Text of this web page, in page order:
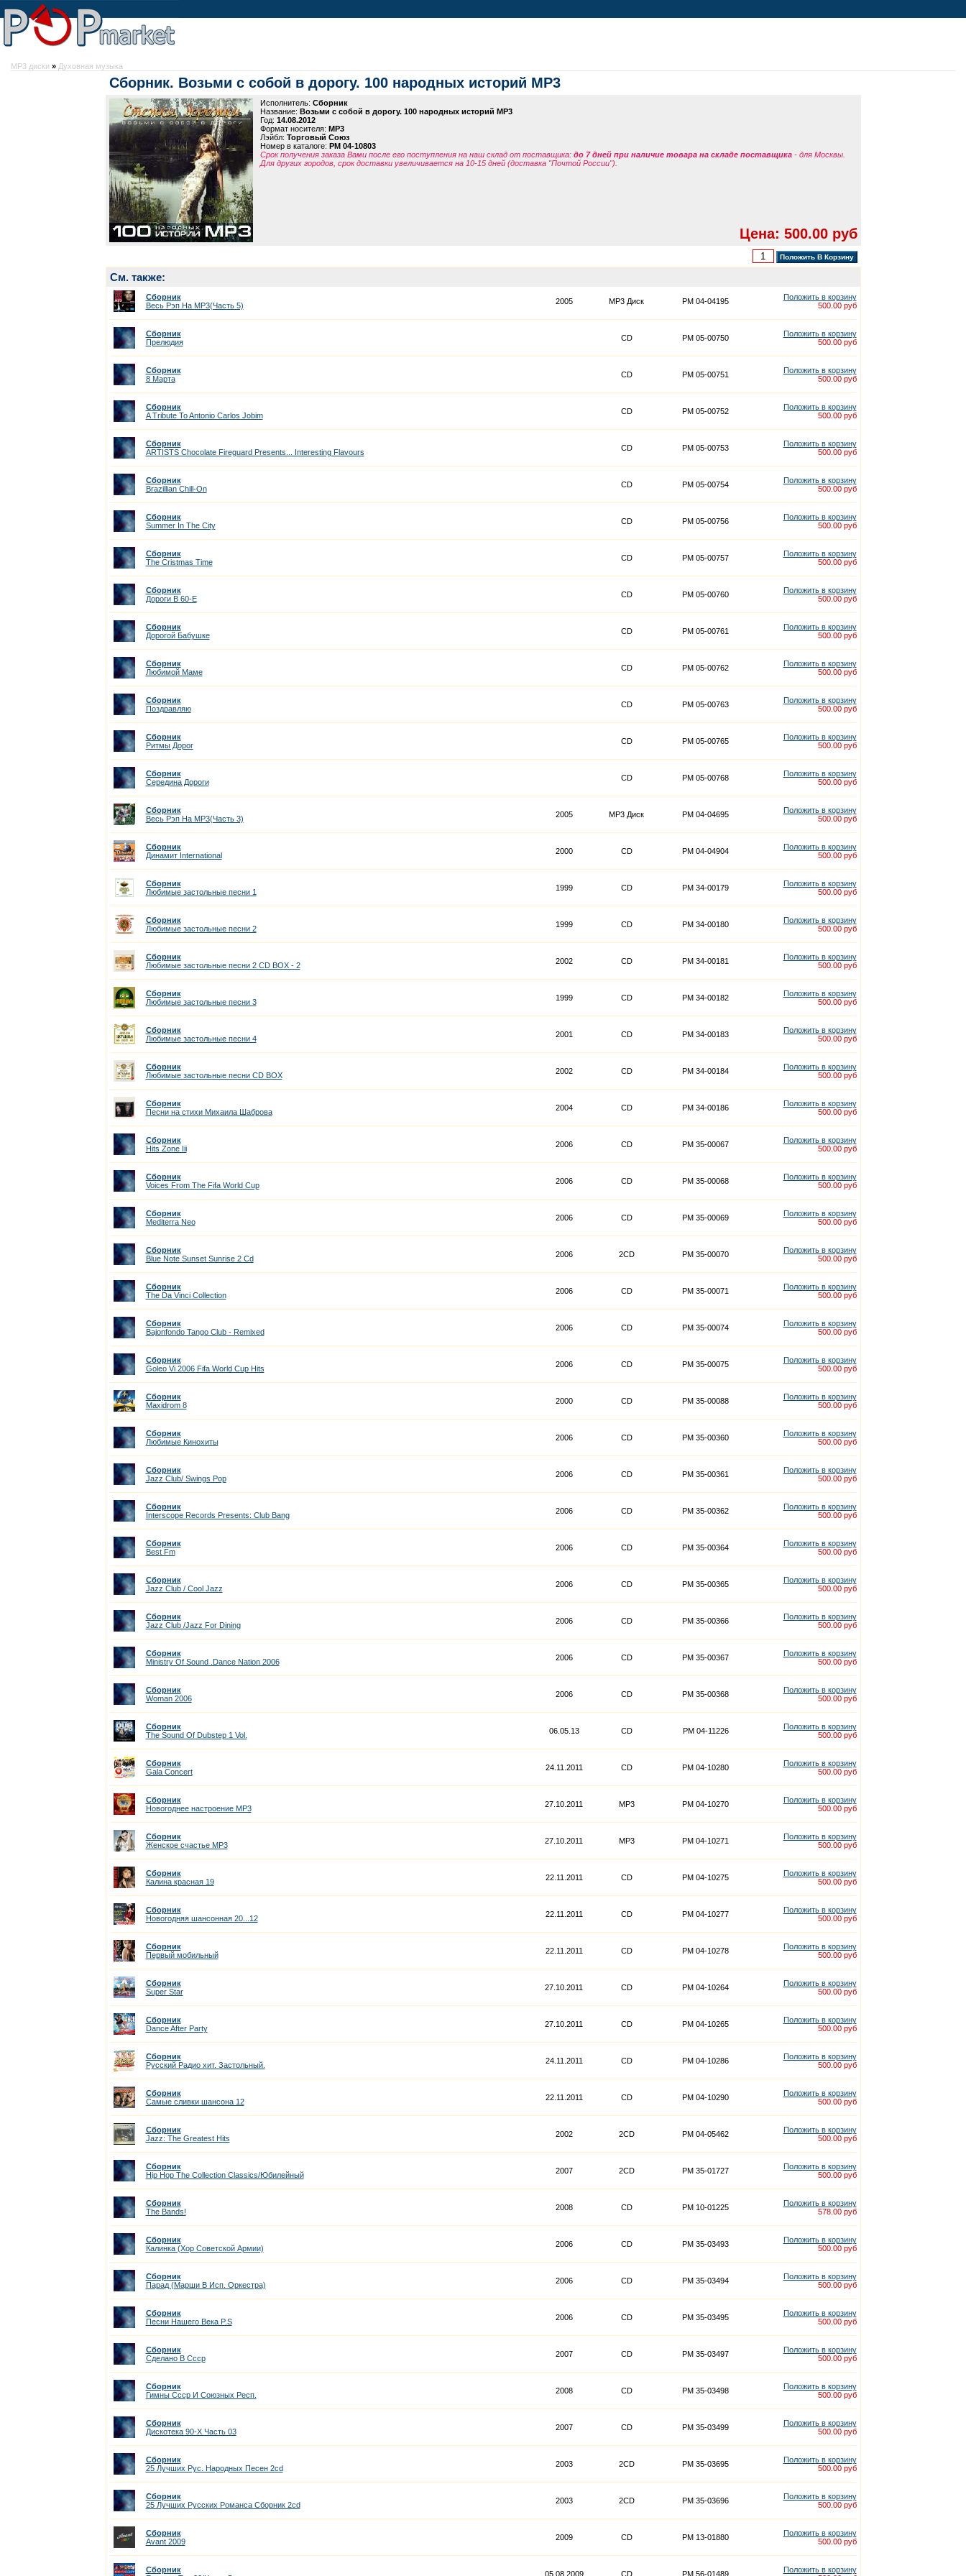
MP3 диски » Духовная музыка
Сборник. Возьми с собой в дорогу. 100 народных историй МР3
Исполнитель: Сборник
Название: Возьми с собой в дорогу. 100 народных историй МР3
Год: 14.08.2012
Формат носителя: MP3
Лэйбл: Торговый Союз
Номер в каталоге: PM 04-10803
Срок получения заказа Вами после его поступления на наш склад от поставщика: до 7 дней при наличие товара на складе поставщика - для Москвы.
Для других городов, срок доставки увеличивается на 10-15 дней (доставка "Почтой России").
Цена: 500.00 руб
См. также:
Сборник
Весь Рэп На MP3(Часть 5)
2005 MP3 Диск PM 04-04195
Положить в корзину
500.00 руб
Сборник
Прелюдия
CD PM 05-00750
Положить в корзину
500.00 руб
Сборник
8 Марта
CD PM 05-00751
Положить в корзину
500.00 руб
Сборник
A Tribute To Antonio Carlos Jobim
CD PM 05-00752
Положить в корзину
500.00 руб
Сборник
ARTISTS Chocolate Fireguard Presents... Interesting Flavours
CD PM 05-00753
Положить в корзину
500.00 руб
Сборник
Brazillian Chill-On
CD PM 05-00754
Положить в корзину
500.00 руб
Сборник
Summer In The City
CD PM 05-00756
Положить в корзину
500.00 руб
Сборник
The Cristmas Time
CD PM 05-00757
Положить в корзину
500.00 руб
Сборник
Дороги В 60-Е
CD PM 05-00760
Положить в корзину
500.00 руб
Сборник
Дорогой Бабушке
CD PM 05-00761
Положить в корзину
500.00 руб
Сборник
Любимой Маме
CD PM 05-00762
Положить в корзину
500.00 руб
Сборник
Поздравляю
CD PM 05-00763
Положить в корзину
500.00 руб
Сборник
Ритмы Дорог
CD PM 05-00765
Положить в корзину
500.00 руб
Сборник
Середина Дороги
CD PM 05-00768
Положить в корзину
500.00 руб
Сборник
Весь Рэп На MP3(Часть 3)
2005 MP3 Диск PM 04-04695
Положить в корзину
500.00 руб
Сборник
Динамит International
2000 CD PM 04-04904
Положить в корзину
500.00 руб
Сборник
Любимые застольные песни 1
1999 CD PM 34-00179
Положить в корзину
500.00 руб
Сборник
Любимые застольные песни 2
1999 CD PM 34-00180
Положить в корзину
500.00 руб
Сборник
Любимые застольные песни 2 CD ВОХ - 2
2002 CD PM 34-00181
Положить в корзину
500.00 руб
Сборник
Любимые застольные песни 3
1999 CD PM 34-00182
Положить в корзину
500.00 руб
Сборник
Любимые застольные песни 4
2001 CD PM 34-00183
Положить в корзину
500.00 руб
Сборник
Любимые застольные песни CD ВОХ
2002 CD PM 34-00184
Положить в корзину
500.00 руб
Сборник
Песни на стихи Михаила Шаброва
2004 CD PM 34-00186
Положить в корзину
500.00 руб
Сборник
Hits Zone Iii
2006 CD PM 35-00067
Положить в корзину
500.00 руб
Сборник
Voices From The Fifa World Cup
2006 CD PM 35-00068
Положить в корзину
500.00 руб
Сборник
Mediterra Neo
2006 CD PM 35-00069
Положить в корзину
500.00 руб
Сборник
Blue Note Sunset Sunrise 2 Cd
2006 2CD PM 35-00070
Положить в корзину
500.00 руб
Сборник
The Da Vinci Collection
2006 CD PM 35-00071
Положить в корзину
500.00 руб
Сборник
Bajonfondo Tango Club - Remixed
2006 CD PM 35-00074
Положить в корзину
500.00 руб
Сборник
Goleo Vi 2006 Fifa World Cup Hits
2006 CD PM 35-00075
Положить в корзину
500.00 руб
Сборник
Maxidrom 8
2000 CD PM 35-00088
Положить в корзину
500.00 руб
Сборник
Любимые Кинохиты
2006 CD PM 35-00360
Положить в корзину
500.00 руб
Сборник
Jazz Club/ Swings Pop
2006 CD PM 35-00361
Положить в корзину
500.00 руб
Сборник
Interscope Records Presents: Club Bang
2006 CD PM 35-00362
Положить в корзину
500.00 руб
Сборник
Best Fm
2006 CD PM 35-00364
Положить в корзину
500.00 руб
Сборник
Jazz Club / Cool Jazz
2006 CD PM 35-00365
Положить в корзину
500.00 руб
Сборник
Jazz Club /Jazz For Dining
2006 CD PM 35-00366
Положить в корзину
500.00 руб
Сборник
Ministry Of Sound .Dance Nation 2006
2006 CD PM 35-00367
Положить в корзину
500.00 руб
Сборник
Woman 2006
2006 CD PM 35-00368
Положить в корзину
500.00 руб
Сборник
The Sound Of Dubstep 1 Vol.
06.05.13 CD PM 04-11226
Положить в корзину
500.00 руб
Сборник
Gala Concert
24.11.2011 CD PM 04-10280
Положить в корзину
500.00 руб
Сборник
Новогоднее настроение MP3
27.10.2011 MP3 PM 04-10270
Положить в корзину
500.00 руб
Сборник
Женское счастье MP3
27.10.2011 MP3 PM 04-10271
Положить в корзину
500.00 руб
Сборник
Калина красная 19
22.11.2011 CD PM 04-10275
Положить в корзину
500.00 руб
Сборник
Новогодняя шансонная 20...12
22.11.2011 CD PM 04-10277
Положить в корзину
500.00 руб
Сборник
Первый мобильный
22.11.2011 CD PM 04-10278
Положить в корзину
500.00 руб
Сборник
Super Star
27.10.2011 CD PM 04-10264
Положить в корзину
500.00 руб
Сборник
Dance After Party
27.10.2011 CD PM 04-10265
Положить в корзину
500.00 руб
Сборник
Русский Радио хит. Застольный.
24.11.2011 CD PM 04-10286
Положить в корзину
500.00 руб
Сборник
Самые сливки шансона 12
22.11.2011 CD PM 04-10290
Положить в корзину
500.00 руб
Сборник
Jazz: The Greatest Hits
2002 2CD PM 04-05462
Положить в корзину
500.00 руб
Сборник
Hip Hop The Collection Classics/Юбилейный
2007 2CD PM 35-01727
Положить в корзину
500.00 руб
Сборник
The Bands!
2008 CD PM 10-01225
Положить в корзину
578.00 руб
Сборник
Калинка (Хор Советской Армии)
2006 CD PM 35-03493
Положить в корзину
500.00 руб
Сборник
Парад (Марши В Исп. Оркестра)
2006 CD PM 35-03494
Положить в корзину
500.00 руб
Сборник
Песни Нашего Века P.S
2006 CD PM 35-03495
Положить в корзину
500.00 руб
Сборник
Сделано В Ссср
2007 CD PM 35-03497
Положить в корзину
500.00 руб
Сборник
Гимны Ссср И Союзных Респ.
2008 CD PM 35-03498
Положить в корзину
500.00 руб
Сборник
Дискотека 90-Х Часть 03
2007 CD PM 35-03499
Положить в корзину
500.00 руб
Сборник
25 Лучших Рус. Народных Песен 2cd
2003 2CD PM 35-03695
Положить в корзину
500.00 руб
Сборник
25 Лучших Русских Романса Сборник 2cd
2003 2CD PM 35-03696
Положить в корзину
500.00 руб
Сборник
Avant 2009
2009 CD PM 13-01880
Положить в корзину
500.00 руб
Сборник
05.08.2009 CD PM 56-01489
Положить в корзину